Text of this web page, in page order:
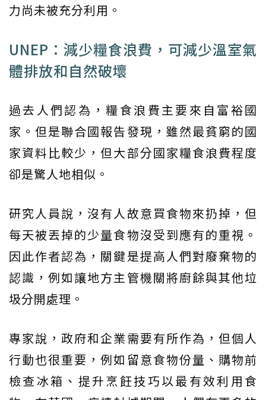
力尚未被充分利用。
UNEP：減少糧食浪費，可減少溫室氣
體排放和自然破壞
過去人們認為，糧食浪費主要來自富裕國
家。但是聯合國報告發現，雖然最貧窮的國
家資料比較少，但大部分國家糧食浪費程度
卻是驚人地相似。
研究人員說，沒有人故意買食物來扔掉，但
每天被丟掉的少量食物沒受到應有的重視。
因此作者認為，關鍵是提高人們對廢棄物的
認識，例如讓地方主管機關將廚餘與其他垃
圾分開處理。
專家說，政府和企業需要有所作為，但個人
行動也很重要，例如留意食物份量、購物前
檢查冰箱、提升烹飪技巧以最有效利用食